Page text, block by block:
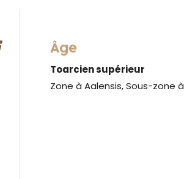
Âge
Toarcien supérieur
Zone à Aalensis, Sous-zone